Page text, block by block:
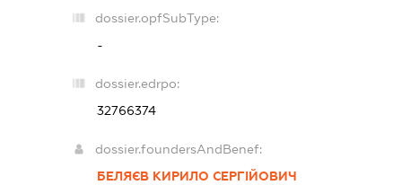
dossier.opfSubType:
-
dossier.edrpo:
32766374
dossier.foundersAndBenef:
БЕЛЯЄВ КИРИЛО СЕРГІЙОВИЧ